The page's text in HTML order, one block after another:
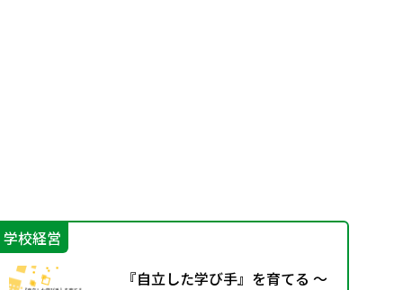
学校経営
『自立した学び手』を育てる ～